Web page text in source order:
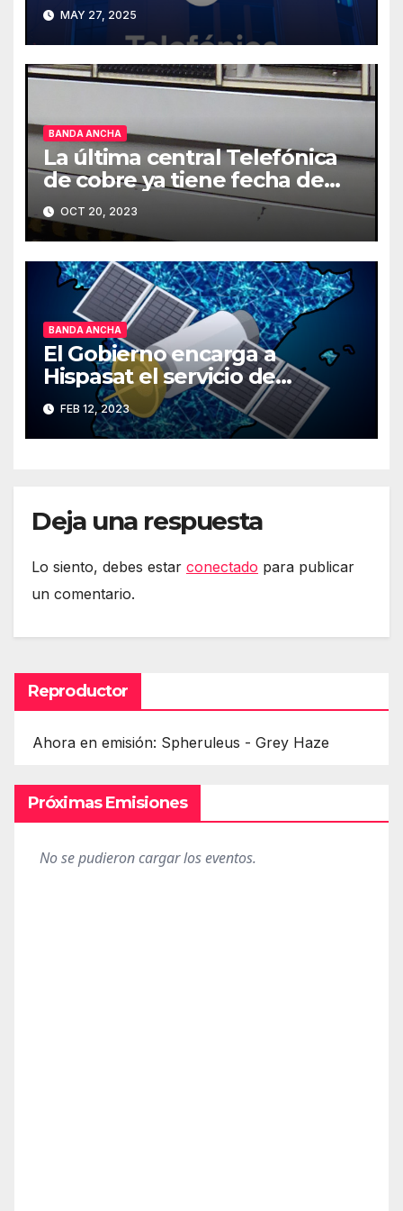
en España
MAY 27, 2025
BANDA ANCHA
La última central Telefónica
de cobre ya tiene fecha de
cierre
OCT 20, 2023
BANDA ANCHA
El Gobierno encarga a
Hispasat el servicio de
Internet rápido por satélite
FEB 12, 2023
Deja una respuesta
Lo siento, debes estar conectado para publicar
un comentario.
Reproductor
Ahora en emisión: Spheruleus - Grey Haze
Próximas Emisiones